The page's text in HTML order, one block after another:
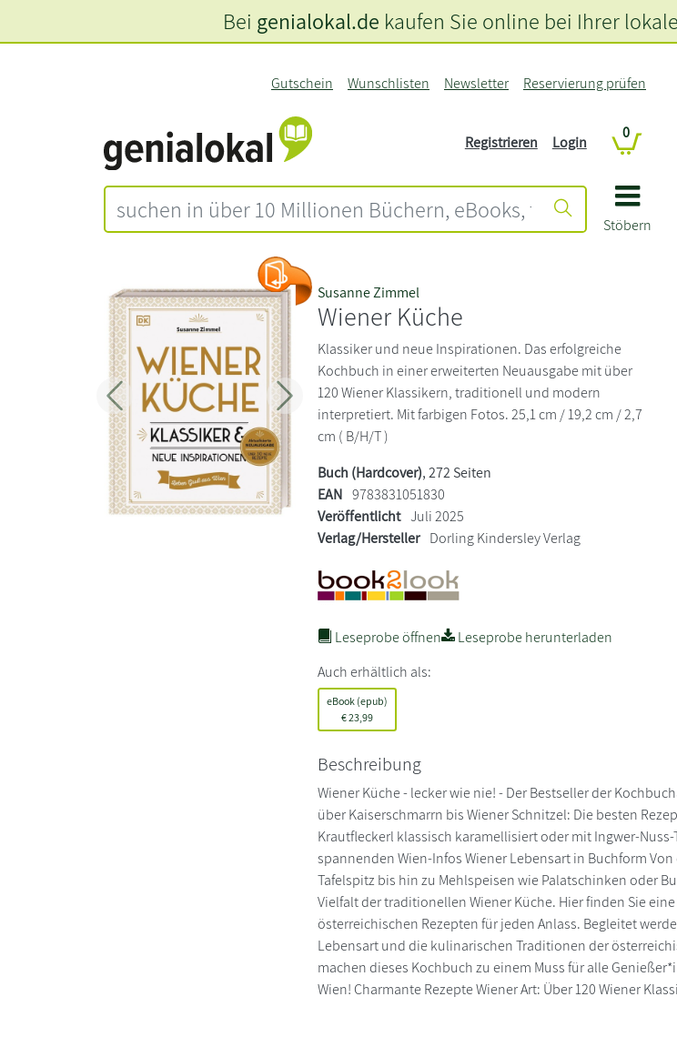
Stöbern
Gutschein Wunschlisten Newsletter Reservierung prüfen
Registrieren Login
0
Bei genialokal.de kaufen Sie online bei Ihrer
Zurück Weiter
Susanne Zimmel
Wiener Küche
Klassiker und neue Inspirationen. Das erfolgreiche
Kochbuch in einer erweiterten Neuausgabe mit über
120 Wiener Klassikern, traditionell und modern
interpretiert. Mit farbigen Fotos. 25,1 cm / 19,2 cm / 2,7
cm ( B/H/T )
Buch (Hardcover), 272 Seiten
EAN 9783831051830
Veröffentlicht Juli 2025
Verlag/Hersteller Dorling Kindersley Verlag
Leseprobe öffnen
Leseprobe herunterladen
Auch erhältlich als:
eBook (epub)
€23,99
Beschreibung
Wiener Küche - lecker wie nie! - Der Bestseller der
über Kaiserschmarrn bis Wiener Schnitzel: Die besten
Krautfleckerl klassisch karamellisiert oder mit Ingwer-
spannenden Wien-Infos Wiener Lebensart in Buchform
Tafelspitz bis hin zu Mehlspeisen wie Palatschinken oder
Vielfalt der traditionellen Wiener Küche. Hier finden Sie
österreichischen Rezepten für jeden Anlass. Begleitet
Lebensart und die kulinarischen Traditionen der
machen dieses Kochbuch zu einem Muss für alle
Wien! Charmante Rezepte Wiener Art: Über 120 Wiener